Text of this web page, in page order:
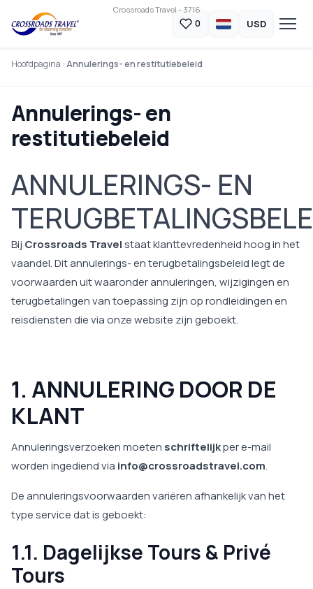
Crossroads Travel - 3716
0 USD
Hoofdpagina Annulerings- en restitutiebeleid
Annulerings- en
restitutiebeleid
ANNULERINGS- EN
Bij Crossroads Travelstaat klanttevredenheid hoog in het
vaandel. Dit annulerings- en terugbetalingsbeleid legt de
voorwaarden uit waaronder annuleringen, wijzigingen en
terugbetalingen van toepassing zijn op rondleidingen en
reisdiensten die via onze website zijn geboekt.
1. ANNULERING DOOR DE
KLANT
Annuleringsverzoeken moeten schriftelijkper e-mail
worden ingediend via info@crossroadstravel.com.
De annuleringsvoorwaarden variëren afhankelijk van het
type service dat is geboekt:
1.1. Dagelijkse Tours & Privé
Tours